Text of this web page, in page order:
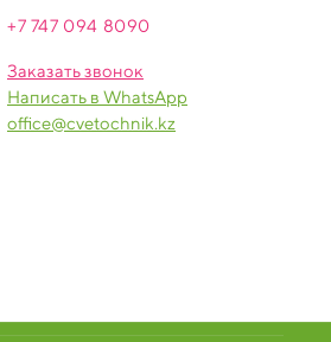
+7 747 094 8090
Заказать звонок
Написать в WhatsApp
office@cvetochnik.kz